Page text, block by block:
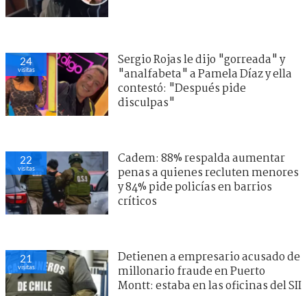
24
visitas
Sergio Rojas le dijo "gorreada" y
"analfabeta" a Pamela Díaz y ella
contestó: "Después pide
disculpas"
22
visitas
Cadem: 88% respalda aumentar
penas a quienes recluten menores
y 84% pide policías en barrios
críticos
21
visitas
Detienen a empresario acusado de
millonario fraude en Puerto
Montt: estaba en las oficinas del SII